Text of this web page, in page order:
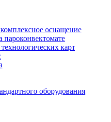
оснащение
пароконвектомате
карт
оборудования